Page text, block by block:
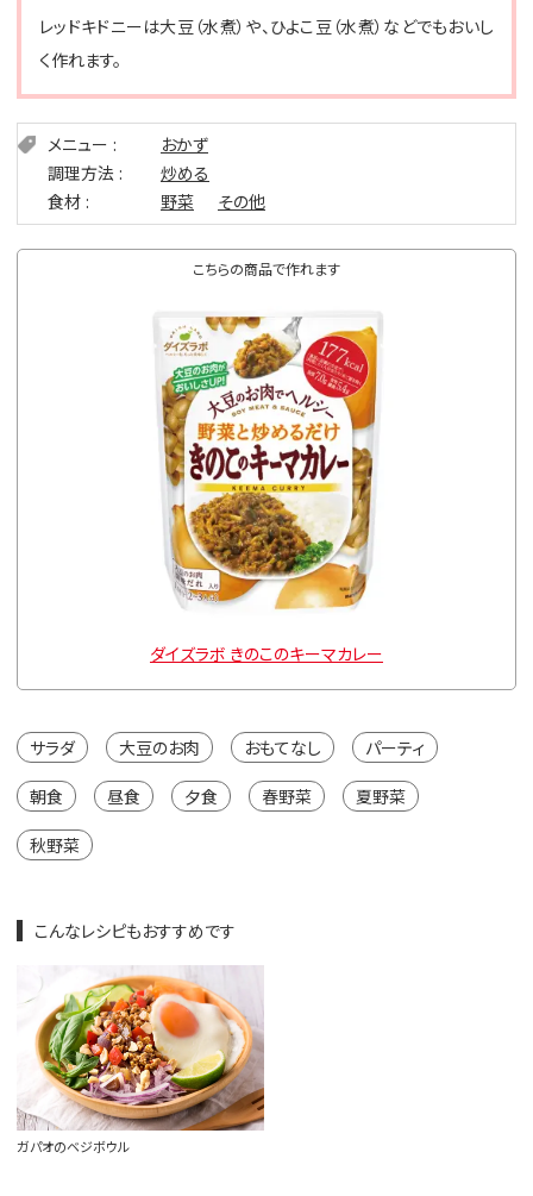
レッドキドニーは大豆（水煮）や、ひよこ豆（水煮）などでもおいし
く作れます。
メニュー
おかず
調理方法
炒める
食材
野菜 その他
こちらの商品で作れます
ダイズラボ きのこのキーマカレー
サラダ 大豆のお肉 おもてなし パーティ
朝食 昼食 夕食 春野菜 夏野菜
秋野菜
こんなレシピもおすすめです
ガパオのベジボウル